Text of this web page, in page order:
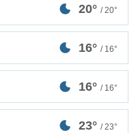
20° / 20°
16° / 16°
16° / 16°
23° / 23°